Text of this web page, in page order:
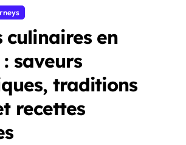
culinaires en
saveurs
traditions
recettes